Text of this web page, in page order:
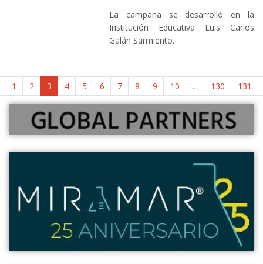
La campaña se desarrolló en la
Institución Educativa Luis Carlos
Galán Sarmiento.
1 2 3 4 5 6 7 8 9 10 ... 130 131